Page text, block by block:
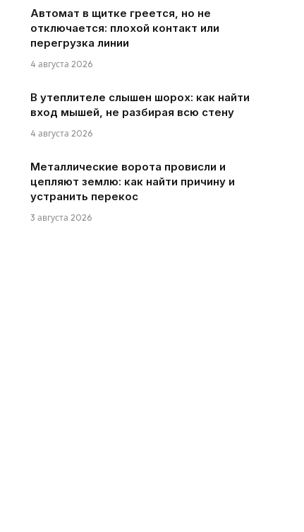
Автомат в щитке греется, но не
отключается: плохой контакт или
перегрузка линии
4 августа 2026
В утеплителе слышен шорох: как найти
вход мышей, не разбирая всю стену
4 августа 2026
Металлические ворота провисли и
цепляют землю: как найти причину и
устранить перекос
3 августа 2026